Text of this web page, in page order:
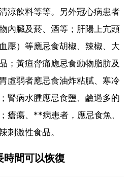
涼飲料等等。另外冠心病患者
內臟及菸、酒等；肝陽上亢頭
壓）等應忌食胡椒、辣椒、大
；黃疸脅痛應忌食動物脂肪及
虛弱者應忌食油炸粘膩、寒冷
腎病水腫應忌食鹽、鹼過多的
瘡瘍、**病患者，應忌食魚、
刺激性食品。
時間可以恢復